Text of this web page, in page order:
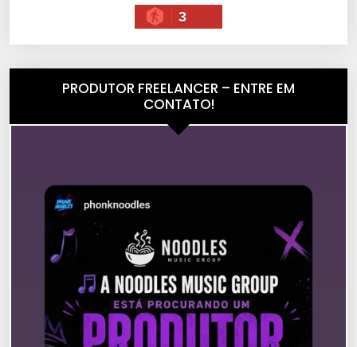
3
PRODUTOR FREELANCER – ENTRE EM
CONTATO!